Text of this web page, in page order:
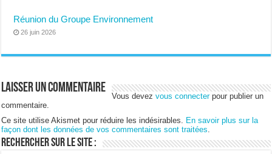
Réunion du Groupe Environnement
26 juin 2026
Laisser un commentaire
Vous devezvous connecterpour publier un
commentaire.
Ce site utilise Akismet pour réduire les indésirables.
En savoir plus sur la
façon dont les données de vos commentaires sont traitées
Rechercher sur le site :